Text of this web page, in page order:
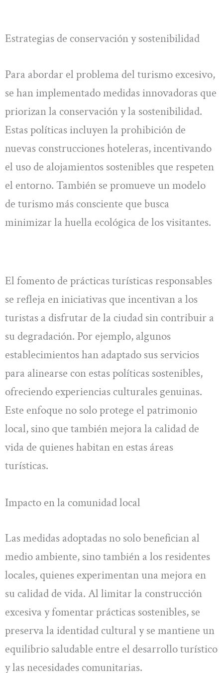
Estrategias de conservación y sostenibilidad
Para abordar el problema del turismo excesivo,
se han implementado medidas innovadoras que
priorizan la conservación y la sostenibilidad.
Estas políticas incluyen la prohibición de
nuevas construcciones hoteleras, incentivando
el uso de alojamientos sostenibles que respeten
el entorno. También se promueve un modelo
de turismo más consciente que busca
minimizar la huella ecológica de los visitantes.
El fomento de prácticas turísticas responsables
se refleja en iniciativas que incentivan a los
turistas a disfrutar de la ciudad sin contribuir a
su degradación. Por ejemplo, algunos
establecimientos han adaptado sus servicios
para alinearse con estas políticas sostenibles,
ofreciendo experiencias culturales genuinas.
Este enfoque no solo protege el patrimonio
local, sino que también mejora la calidad de
vida de quienes habitan en estas áreas
turísticas.
Impacto en la comunidad local
Las medidas adoptadas no solo benefician al
medio ambiente, sino también a los residentes
locales, quienes experimentan una mejora en
su calidad de vida. Al limitar la construcción
excesiva y fomentar prácticas sostenibles, se
preserva la identidad cultural y se mantiene un
equilibrio saludable entre el desarrollo turístico
y las necesidades comunitarias.